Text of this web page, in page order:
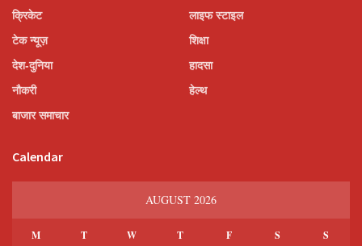
क्रिकेट
टेक न्यूज़
देश-दुनिया
नौकरी
बाजार समाचार
लाइफ स्टाइल
शिक्षा
हादसा
हेल्थ
Calendar
AUGUST 2026
M T W T F S S